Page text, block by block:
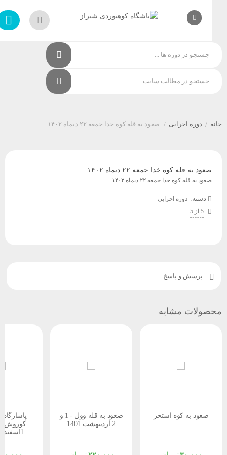
/دوره اجرایی/ صعود به قله کوه خدا جمعه ۲۲ دیماه ۱۴۰۲
صعود به قله کوه خدا جمعه ۲۲ دیماه ۱۴۰۲
صعود به قله کوه خدا جمعه ۲۲ دیماه ۱۴۰۲
دسته: دوره اجرایی
پرسش و پاسخ
مشابه
صعود به کوه استخر
صعود به قله وول - 1 و
پاسارگاد و
کوروش سه